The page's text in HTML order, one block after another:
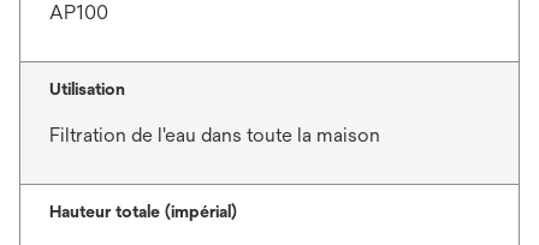
AP100
Utilisation
Filtration de l'eau dans toute la maison
Hauteur totale (impérial)